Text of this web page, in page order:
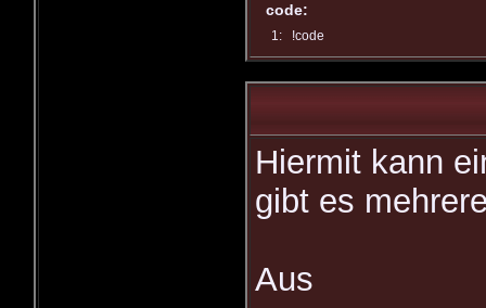
code:
1: !code
Hiermit kann
gibt es
Aus